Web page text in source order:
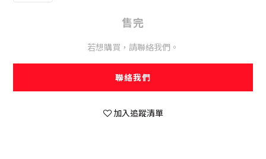
售完
若想購買，請聯絡我們。
聯絡我們
加入追蹤清單